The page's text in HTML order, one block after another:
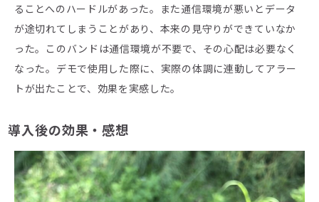
ることへのハードルがあった。また通信環境が悪いとデータ
が途切れてしまうことがあり、本来の見守りができていなか
った。このバンドは通信環境が不要で、その心配は必要なく
なった。デモで使用した際に、実際の体調に連動してアラー
トが出たことで、効果を実感した。
導入後の効果・感想